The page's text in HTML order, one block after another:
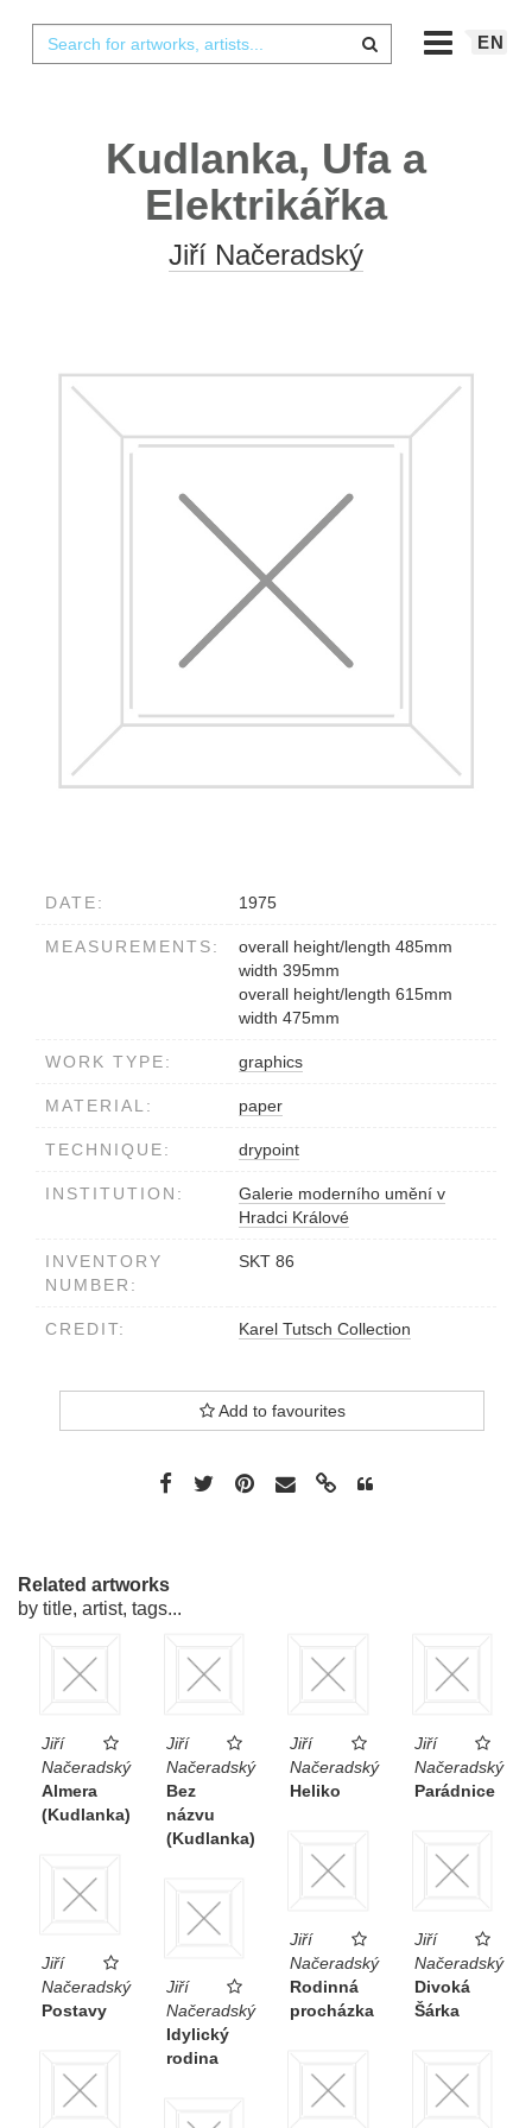
EN
Kudlanka, Ufa a
Elektrikářka
Jiří Načeradský
DATE: 1975
MEASUREMENTS:
overall height/length 485mm
width 395mm
overall height/length 615mm
width 475mm
WORK TYPE: graphics
MATERIAL: paper
TECHNIQUE: drypoint
INSTITUTION:
Galerie moderního umění v
Hradci Králové
INVENTORY
NUMBER:
SKT 86
CREDIT: Karel Tutsch Collection
Add to favourites
Related artworks
by title, artist, tags...
Jiří
Načeradský
Almera
(Kudlanka)
Jiří
Načeradský
Bez
názvu
(Kudlanka)
Jiří
Načeradský
Heliko
Jiří
Načeradský
Parádnice
Jiří
Načeradský
Rodinná
procházka
Jiří
Načeradský
Divoká
Šárka
Jiří
Načeradský
Postavy
Jiří
Načeradský
Idylický
rodina